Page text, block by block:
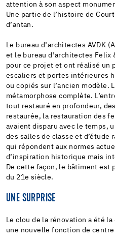
attention à son aspect
Une partie de l’histoire de
d’antan.
Le bureau d’architectes AVDK
et le bureau d’architectes Felix
pour ce projet et ont réalisé un
escaliers et portes intérieures
ou copiés sur l’ancien modèle.
métamorphose complète.
tout restauré en profondeur,
restaurée, la restauration des
avaient disparu avec le temps,
des salles de classe et d’étude
qui répondent aux normes
d’inspiration historique mais
De cette façon, le bâtiment est
du 21e siècle.
UNE SURPRISE
Le clou de la rénovation a été
une nouvelle fonction de